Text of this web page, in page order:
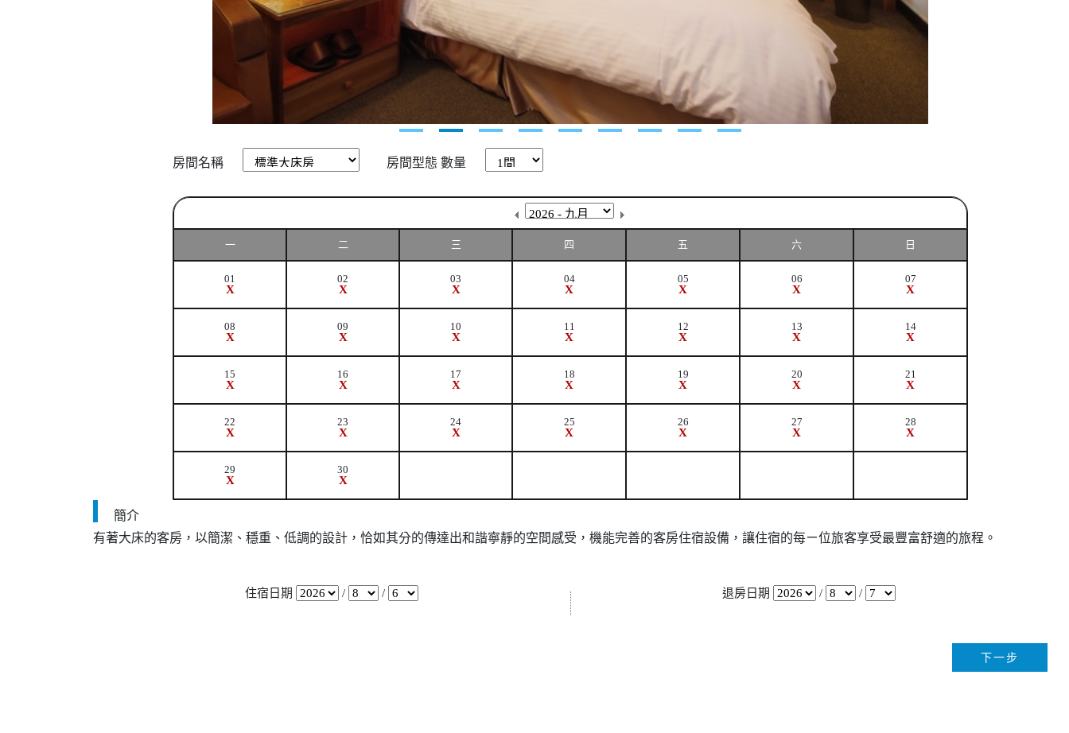
房間名稱 房間型態 數量
一 二 三 四 五 六 日
01
X
02
X
03
X
04
X
05
X
06
X
07
X
08
X
09
X
10
X
11
X
12
X
13
X
14
X
15
X
16
X
17
X
18
X
19
X
20
X
21
X
22
X
23
X
24
X
25
X
26
X
27
X
28
X
29
X
30
X
簡介
有著大床的客房，以簡潔、穩重、低調的設計，恰如其分的傳達出和諧寧靜的空間感受，機能完善的客房住宿設備，讓住宿的每ㄧ位旅客享受最豐富舒適的旅程。
住宿日期 / / 退房日期 / /